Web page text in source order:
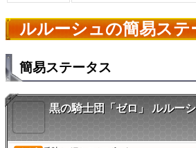
ルルーシュの簡易ステ
簡易ステータス
黒の騎士団「ゼロ」 ルルー